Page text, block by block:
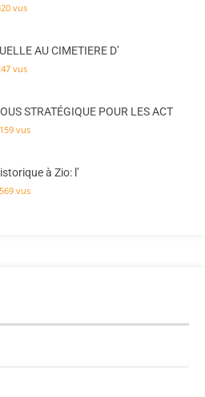
vus
AU CIMETIERE D’
vus
STRATÉGIQUE POUR LES ACT
vus
à Zio: l’
vus